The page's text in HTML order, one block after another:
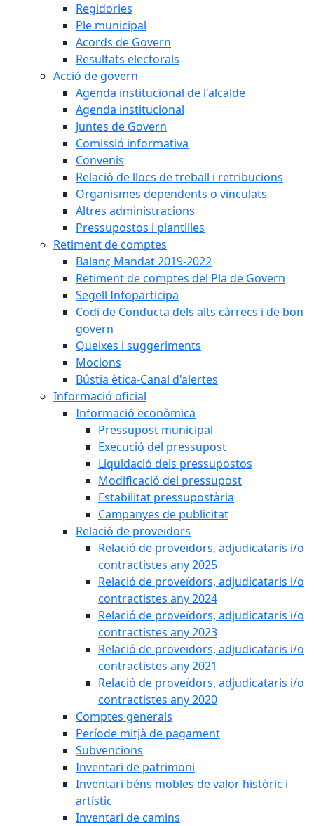
Regidories
Ple municipal
Acords de Govern
Resultats electorals
Acció de govern
Agenda institucional de l'alcalde
Agenda institucional
Juntes de Govern
Comissió informativa
Convenis
Relació de llocs de treball i retribucions
Organismes dependents o vinculats
Altres administracions
Pressupostos i plantilles
Retiment de comptes
Balanç Mandat 2019-2022
Retiment de comptes del Pla de Govern
Segell Infoparticipa
Codi de Conducta dels alts càrrecs i de bon
govern
Queixes i suggeriments
Mocions
Bústia ètica-Canal d'alertes
Informació oficial
Informació econòmica
Pressupost municipal
Execució del pressupost
Liquidació dels pressupostos
Modificació del pressupost
Estabilitat pressupostària
Campanyes de publicitat
Relació de proveïdors
Relació de proveïdors, adjudicataris i/o
contractistes any 2025
Relació de proveïdors, adjudicataris i/o
contractistes any 2024
Relació de proveïdors, adjudicataris i/o
contractistes any 2023
Relació de proveïdors, adjudicataris i/o
contractistes any 2021
Relació de proveïdors, adjudicataris i/o
contractistes any 2020
Comptes generals
Període mitjà de pagament
Subvencions
Inventari de patrimoni
Inventari béns mobles de valor històric i
artístic
Inventari de camins